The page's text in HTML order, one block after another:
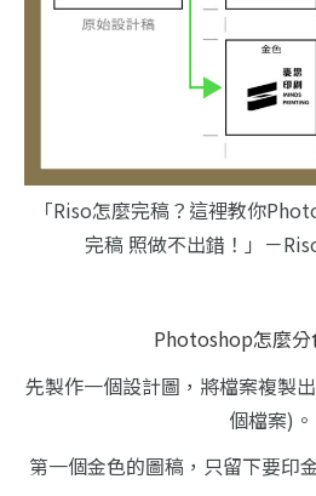
「Riso怎麼完稿？這裡教你
完稿 照做不出錯！」－
Photoshop怎麼分
先製作一個設計圖，將檔案複製
個檔案)。
第一個金色的圖稿，只留下要印